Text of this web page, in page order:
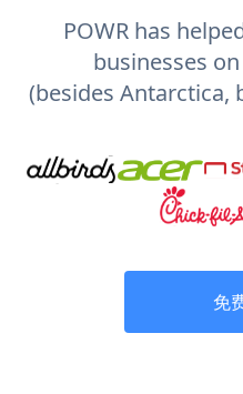
POWR has
businesses
(besides Antarctica,
免